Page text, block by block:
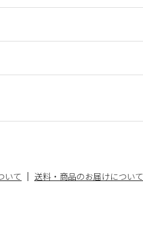
いて
送料・商品のお届けについて